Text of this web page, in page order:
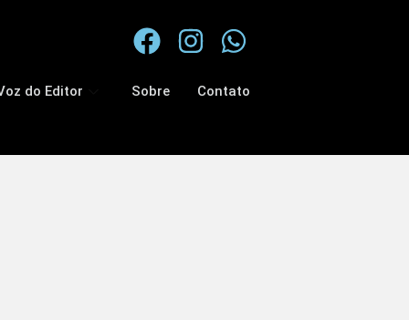
do Editor Sobre Contato